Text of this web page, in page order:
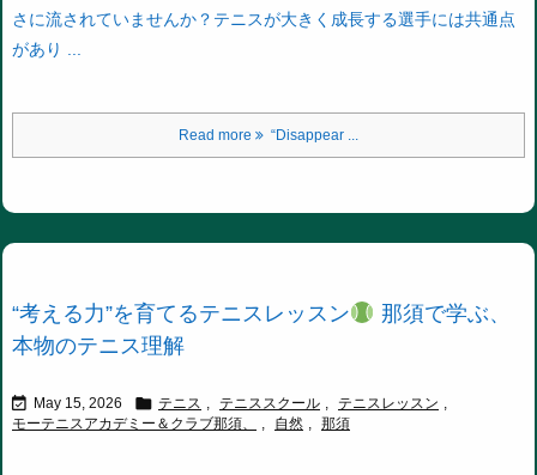
さに流されていませんか？ テニスが大きく成長する選手には共通点
があり ...
Read more “Disappear ...
“考える力”を育てるテニスレッスン
那須で学ぶ、
本物のテニス理解
 May 15, 2026  テニス テニススクール テニスレッスン
モーテニスアカデミー＆クラブ那須、
自然 那須